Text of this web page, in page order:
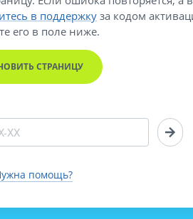
в поддержку за кодом
его в поле ниже.
СТРАНИЦУ
помощь?